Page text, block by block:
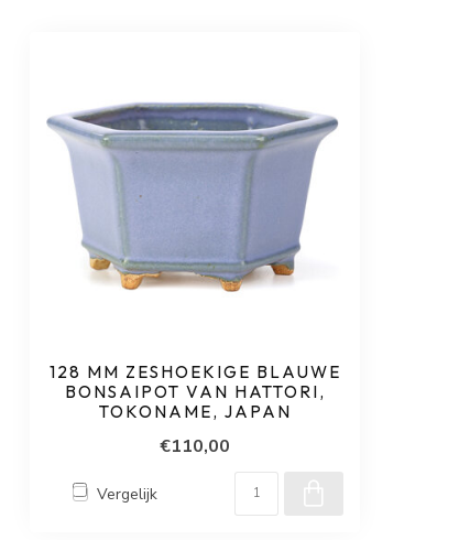
128 MM ZESHOEKIGE BLAUWE
BONSAIPOT VAN HATTORI,
TOKONAME, JAPAN
€110,00
Vergelijk